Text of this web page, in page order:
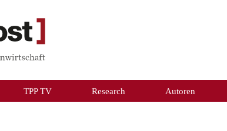
TPP TV Research Autoren